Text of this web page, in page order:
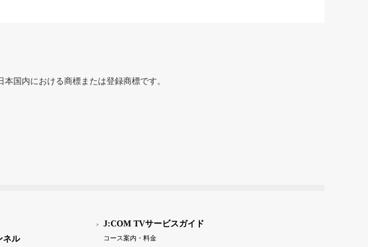
国内における商標または登録商標です。
ネル
J:COM TVサービスガイド
コース案内・料金